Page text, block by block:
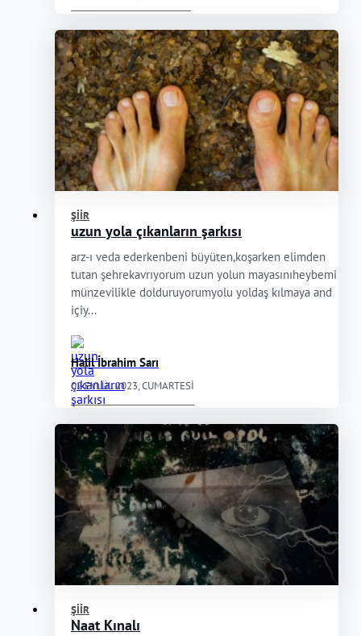
ŞIIR
uzun yola çıkanların şarkısı
arz-ı veda ederkenbeni büyüten,koşarken elimden
tutan şehrekavrıyorum uzun yolun mayasınıheybemi
münzevilikle dolduruyorumyolu yoldaş kılmaya and
içiy...
Halil İbrahim Sarı
02 EYLÜL 2023, CUMARTESI
ŞIIR
Naat Kınalı